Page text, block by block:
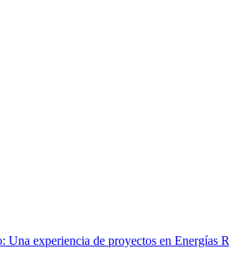
experiencia de proyectos en Energías